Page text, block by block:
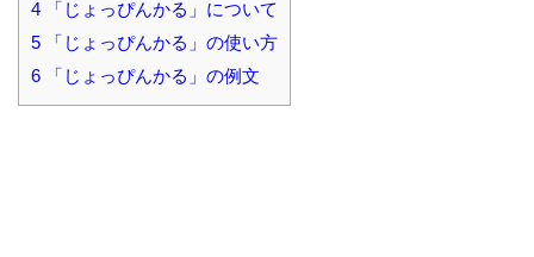
4 「じょっぴんかる」について
5 「じょっぴんかる」の使い方
6 「じょっぴんかる」の例文